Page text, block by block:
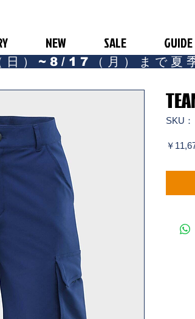
NEW SALE GUIDE
）~8/17（月）まで夏
SKU
￥